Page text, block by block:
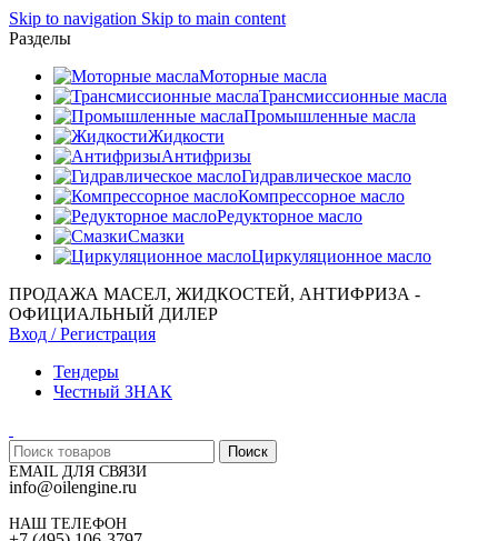
Skip to navigation Skip to main content
Разделы
Моторные масла
Трансмиссионные масла
Промышленные масла
Жидкости
Антифризы
Гидравлическое масло
Компрессорное масло
Редукторное масло
Смазки
Циркуляционное масло
ПРОДАЖА МАСЕЛ, ЖИДКОСТЕЙ, АНТИФРИЗА -
ОФИЦИАЛЬНЫЙ ДИЛЕР
Вход / Регистрация
Тендеры
Честный ЗНАК
Поиск
EMAIL ДЛЯ СВЯЗИ
info@oilengine.ru
НАШ ТЕЛЕФОН